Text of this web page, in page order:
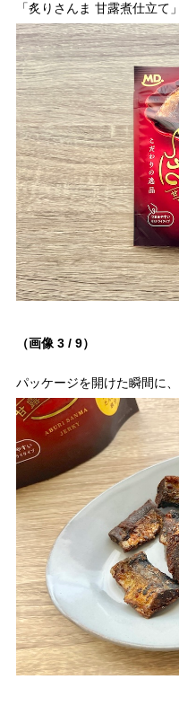
「炙りさんま 甘露煮仕立て
（画像 3 / 9）
パッケージを開けた瞬間に